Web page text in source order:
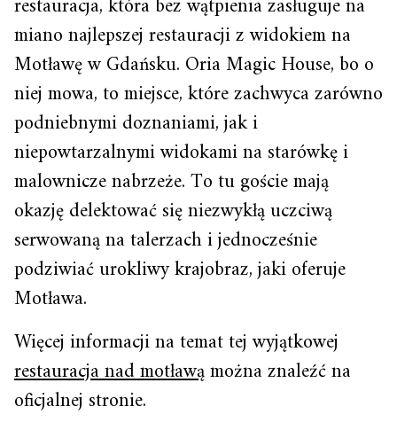
miano najlepszej restauracji z widokiem na
Motławę w Gdańsku. Oria Magic House, bo o
niej mowa, to miejsce, które zachwyca zarówno
podniebnymi doznaniami, jak i
niepowtarzalnymi widokami na starówkę i
malownicze nabrzeże. To tu goście mają
okazję delektować się niezwykłą uczciwą
serwowaną na talerzach i jednocześnie
podziwiać urokliwy krajobraz, jaki oferuje
Motława.
Więcej informacji na temat tej wyjątkowej
restauracja nad motławąmożna znaleźć na
oficjalnej stronie.